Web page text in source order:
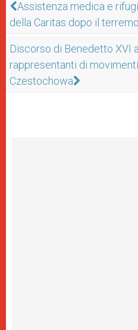
Assistenza medica e
della Caritas dopo il
Discorso di Benedetto XVI
rappresentanti di
Czestochowa